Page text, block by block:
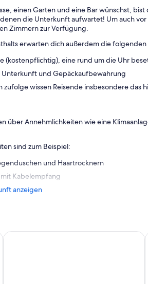
einen Garten und eine Bar wünschst,
die Unterkunft aufwartet! Um auch
Zimmern zur Verfügung.
erwarten dich außerdem die folgenden
(kostenpflichtig), eine rund um die Uhr
Unterkunft und Gepäckaufbewahrung
wissen Reisende insbesondere das
über Annehmlichkeiten wie eine
sind zum Beispiel:
und Haartrocknern
Kabelempfang
anzeigen
Best Western Plus Royal Suites